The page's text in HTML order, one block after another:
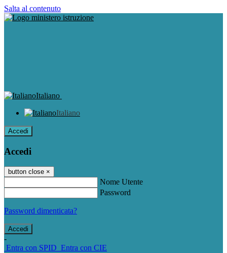
Salta al contenuto
Italiano
Italiano
Accedi
Accedi
button close ×
Nome Utente
Password
Password dimenticata?
-
Entra con SPID Entra con CIE